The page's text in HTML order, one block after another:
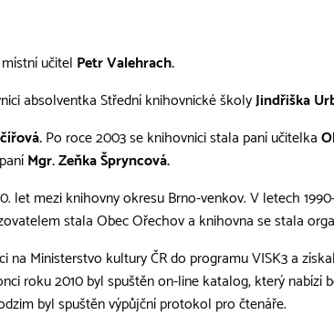
učitel Petr Valehrach.
absolventka Střední knihovnické školyJindřiška
Po roce 2003 se knihovnici stala paní učitelka
Mgr. Zeňka Špryncová.
let mezi knihovny okresu Brno-venkov. V letech
stala Obec Ořechov a knihovna se stala
Ministerstvo kultury ČR do programu VISK3 a
roku 2010 byl spuštěn on-line katalog, který
byl spuštěn výpůjční protokol pro čtenáře.